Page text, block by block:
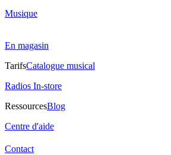
Musique
En magasin
TarifsCatalogue musical
Radios In-store
RessourcesBlog
Centre d'aide
Contact